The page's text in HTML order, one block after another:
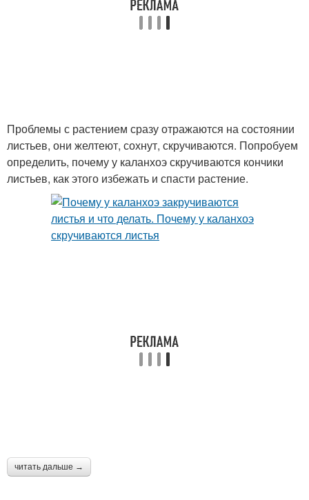
Проблемы с растением сразу отражаются на состоянии
листьев, они желтеют, сохнут, скручиваются. Попробуем
определить, почему у каланхоэ скручиваются кончики
листьев, как этого избежать и спасти растение.
читать дальше →